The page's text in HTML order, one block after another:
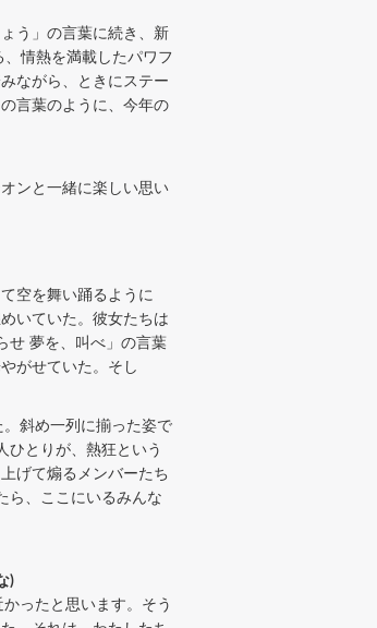
う」の言葉に続き、新
情熱を満載したパワフ
ながら、ときにステー
言葉のように、今年の
ンと一緒に楽しい思い
空を舞い踊るように
いていた。彼女たちは
せ 夢を、叫べ」の言葉
がせていた。そし
斜め一列に揃った姿で
ひとりが、熱狂という
げて煽るメンバーたち
ら、ここにいるみんな
)
ったと思います。そう